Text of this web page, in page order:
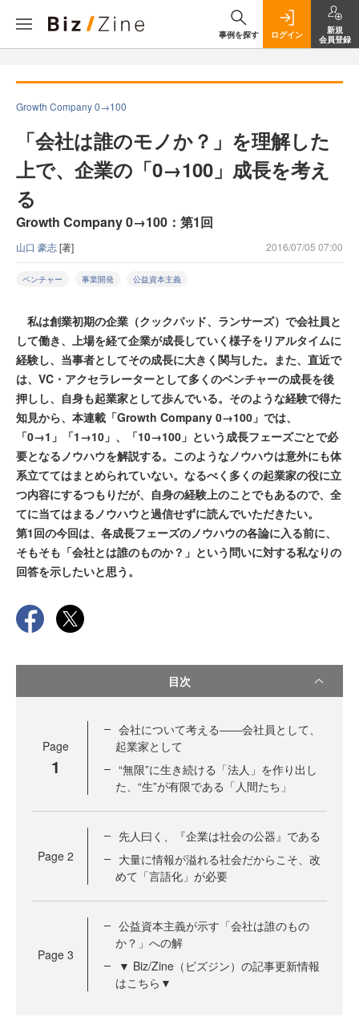
事例を探す ログイン
新規
会員登録
Growth Company 0→100
「会社は誰のモノか？」を理解した
上で、企業の「0→100」成長を考え
る
Growth Company 0→100：第1回
山口 豪志[著] 2016/07/05 07:00
ベンチャー 事業開発 公益資本主義
私は創業初期の企業（クックパッド、ランサーズ）で会社員と
して働き、上場を経て企業が成長していく様子をリアルタイムに
経験し、当事者としてその成長に大きく関与した。また、直近で
は、VC・アクセラレーターとして多くのベンチャーの成長を後
押しし、自身も起業家として歩んでいる。そのような経験で得た
知見から、本連載「Growth Company 0→100」では、
「0→1」「1→10」、「10→100」という成長フェーズごとで必
要となるノウハウを解説する。このようなノウハウは意外にも体
系立ててはまとめられていない。なるべく多くの起業家の役に立
つ内容にするつもりだが、自身の経験上のことでもあるので、全
てに当てはまるノウハウと過信せずに読んでいただきたい。
第1回の今回は、各成長フェーズのノウハウの各論に入る前に、
そもそも「会社とは誰のものか？」という問いに対する私なりの
回答を示したいと思う。
目次
Page
1
会社について考える――会社員として、
起業家として
“無限”に生き続ける「法人」を作り出し
た、“生”が有限である「人間たち」
Page 2
先人曰く、『企業は社会の公器』である
大量に情報が溢れる社会だからこそ、改
めて「言語化」が必要
Page 3
公益資本主義が示す「会社は誰のもの
か？」への解
▼ Biz/Zine（ビズジン）の記事更新情報
はこちら▼